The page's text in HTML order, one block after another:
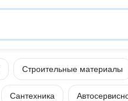
Строительные материалы
Сантехника